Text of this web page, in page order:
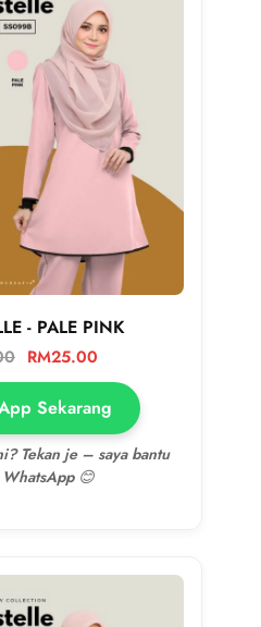
- PALE PINK
RM25.00
Sekarang
Tekan je – saya bantu
😊